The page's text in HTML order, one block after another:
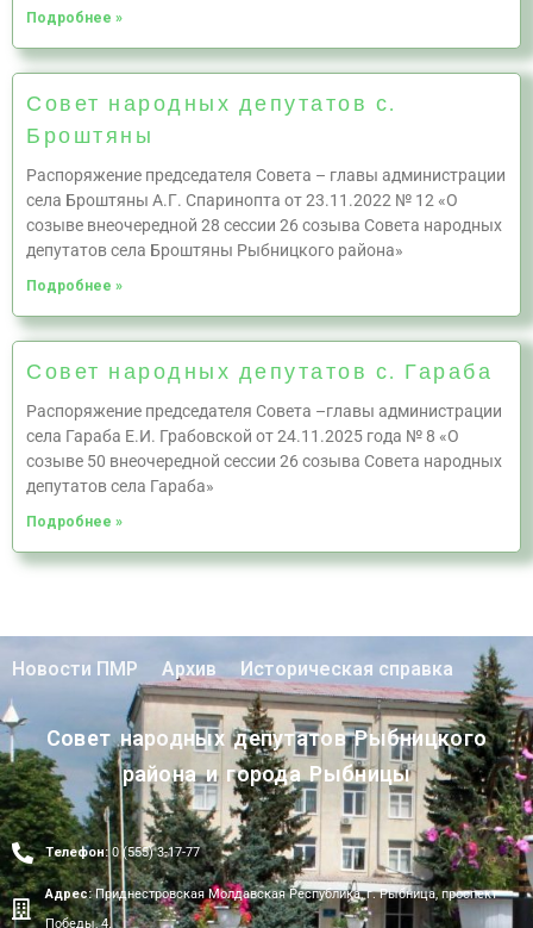
Подробнее »
Совет народных депутатов с.
Броштяны
Распоряжение председателя Совета – главы администрации
села Броштяны А.Г. Спаринопта от 23.11.2022 № 12 «О
созыве внеочередной 28 сессии 26 созыва Совета народных
депутатов села Броштяны Рыбницкого района»
Подробнее »
Совет народных депутатов с. Гараба
Распоряжение председателя Совета –главы администрации
села Гараба Е.И. Грабовской от 24.11.2025 года № 8 «О
созыве 50 внеочередной сессии 26 созыва Совета народных
депутатов села Гараба»
Подробнее »
Новости ПМР Архив Историческая справка
Совет народных депутатов Рыбницкого
района и города Рыбницы
Телефон:0 (555) 3-17-77
Адрес:Приднестровская Молдавская Республика, г. Рыбница, проспект
Победы, 4.